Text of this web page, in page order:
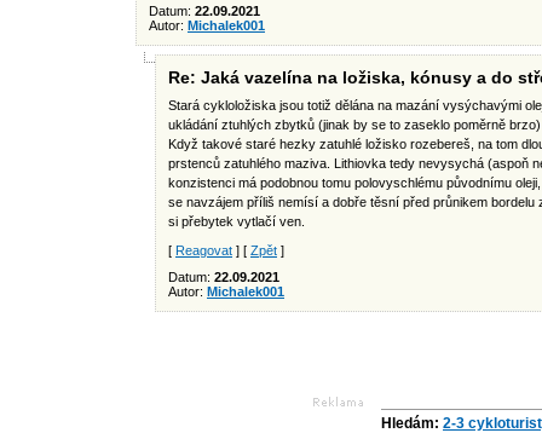
Datum: 22.09.2021
Autor: Michalek001
Re: Jaká vazelína na ložiska, kónusy a do
Stará cykloložiska jsou totiž dělána na mazání vysýchavými
ukládání ztuhlých zbytků (jinak by se to zaseklo poměrně
Když takové staré hezky zatuhlé ložisko rozebereš, na tom
prstenců zatuhlého maziva. Lithiovka tedy nevysychá (aspoň
konzistenci má podobnou tomu polovyschlému původnímu
se navzájem příliš nemísí a dobře těsní před průnikem
si přebytek vytlačí ven.
[ Reagovat ] [ Zpět ]
Datum: 22.09.2021
Autor: Michalek001
Hledám: 2-3